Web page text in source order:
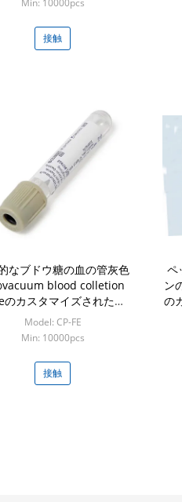
Min: 10000pcs
接触
なブドウ糖の血の管灰色
vacuum blood colletion
カスタマイズされた管
Eco
Model: CP-FE
Min: 10000pcs
接触
ペ
ン
の